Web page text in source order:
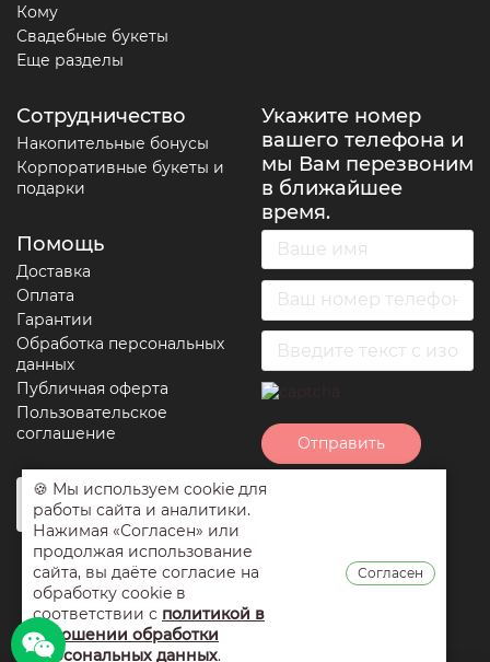
Кому
Свадебные букеты
Еще разделы
Сотрудничество
Накопительные бонусы
Корпоративные букеты и
подарки
Помощь
Доставка
Оплата
Гарантии
Обработка персональных
данных
Публичная оферта
Пользовательское
соглашение
Укажите номер
вашего телефона и
мы Вам перезвоним
в ближайшее
время.
Отправить
условиями
обработки
🍪 Мы используем cookie для
работы сайта и аналитики.
Нажимая «Согласен» или
продолжая использование
сайта, вы даёте согласие на
обработку cookie в
соответствии с политикой в
отношении обработки
персональных данных.
Согласен